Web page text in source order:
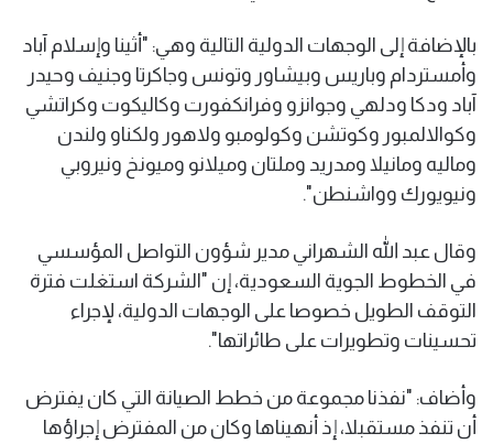
بالإضافة إلى الوجهات الدولية التالية وهي: "أثينا وإسلام آباد
وأمستردام وباريس وبيشاور وتونس وجاكرتا وجنيف وحيدر
آباد ودكا ودلهي وجوانزو وفرانكفورت وكاليكوت وكراتشي
وكوالالمبور وكوتشن وكولومبو ولاهور ولكناو ولندن
وماليه ومانيلا ومدريد وملتان وميلانو وميونخ ونيروبي
ونيويورك وواشنطن".
وقال عبد الله الشهراني مدير شؤون التواصل المؤسسي
في الخطوط الجوية السعودية، إن "الشركة استغلت فترة
التوقف الطويل خصوصا على الوجهات الدولية، لإجراء
تحسينات وتطويرات على طائراتها".
وأضاف: "نفذنا مجموعة من خطط الصيانة التي كان يفترض
أن تنفذ مستقبلا، إذ أنهيناها وكان من المفترض إجراؤها